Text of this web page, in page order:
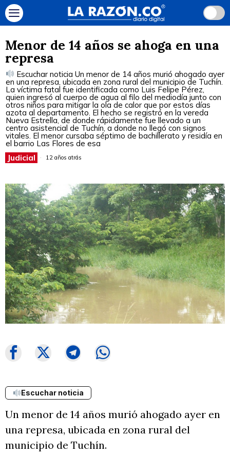
Menor de 14 años se ahoga en una
represa
Escuchar noticia Un menor de 14 años murió ahogado ayer
en una represa, ubicada en zona rural del municipio de Tuchín.
La víctima fatal fue identificada como Luis Felipe Pérez,
quien ingresó al cuerpo de agua al filo del mediodía junto con
otros niños para mitigar la ola de calor que por estos días
azota al departamento. El hecho se registró en la vereda
Nueva Estrella, de donde rápidamente fue llevado a un
centro asistencial de Tuchín, a donde no llegó con signos
vitales. El menor cursaba séptimo de bachillerato y residía en
el barrio Las Flores de esa
Judicial 12 años atrás
Escuchar noticia
Un menor de 14 años murió ahogado ayer en
una represa, ubicada en zona rural del
municipio de Tuchín.